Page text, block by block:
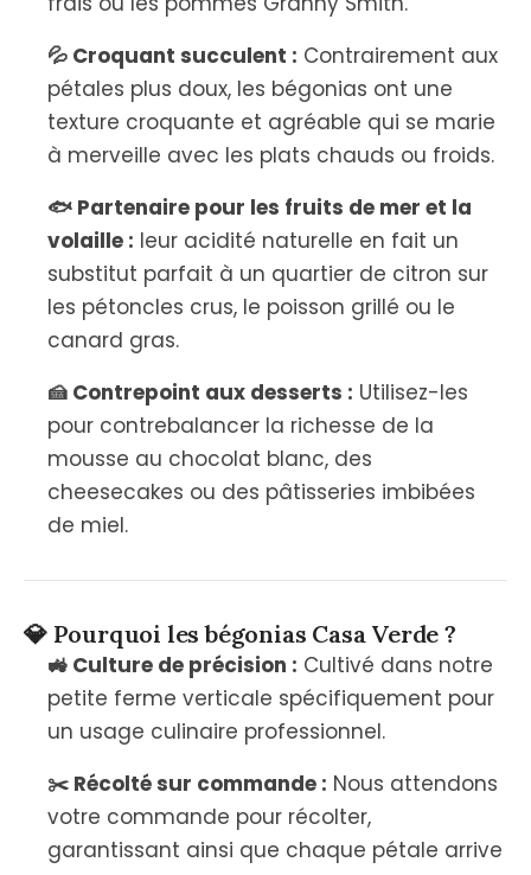
💦 Croquant succulent : Contrairement aux
pétales plus doux, les bégonias ont une
texture croquante et agréable qui se marie
à merveille avec les plats chauds ou froids.
🐟 Partenaire pour les fruits de mer et la
volaille : leur acidité naturelle en fait un
substitut parfait à un quartier de citron sur
les pétoncles crus, le poisson grillé ou le
canard gras.
🍰 Contrepoint aux desserts : Utilisez-les
pour contrebalancer la richesse de la
mousse au chocolat blanc, des
cheesecakes ou des pâtisseries imbibées
de miel.
💎 Pourquoi les bégonias Casa Verde ?
🚜 Culture de précision : Cultivé dans notre
petite ferme verticale spécifiquement pour
un usage culinaire professionnel.
✂️ Récolté sur commande : Nous attendons
votre commande pour récolter,
garantissant ainsi que chaque pétale arrive